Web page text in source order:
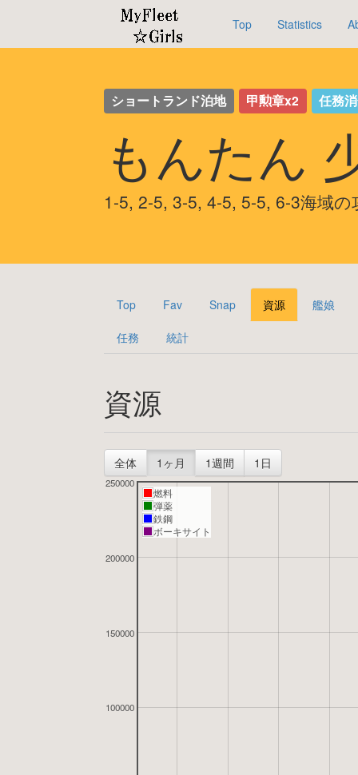
Top Statistics
ショートランド泊地 甲勲章x2 任務
もんたん
1-5, 2-5, 3-5, 4-5, 5-5, 6-3海域の
Top Fav Snap 資源 艦娘
任務 統計
資源
全体 1ヶ月 1週間 1日
100000
150000
200000
250000
燃料
弾薬
鉄鋼
ボーキサイト